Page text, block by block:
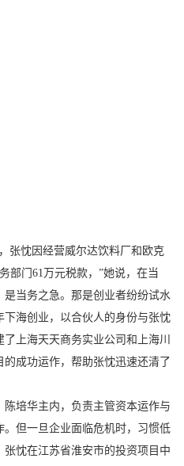
张忱因经营威尔达饮料厂和欧克
部门61万元税款，”她说，在当
当务之急。那是创业者纷纷试水
下海创业，以合伙人的身份与张忱
上海天天商务实业公司和上海川
成功运作，帮助张忱迅速还清了
培华主内，负责主管资本运作与
但一旦企业面临危机时，习惯低
忱在江苏省淮安市的投资项目中